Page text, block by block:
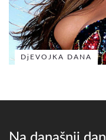
DjEVOJKA DANA